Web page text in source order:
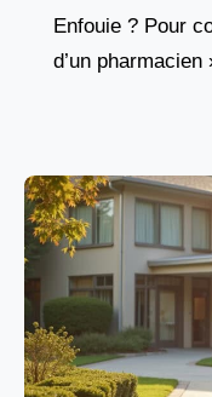
Enfouie ? Pour
d’un